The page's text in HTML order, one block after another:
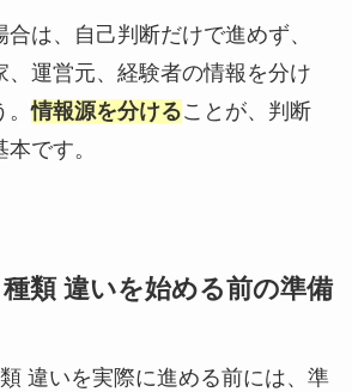
は、自己判断だけで進めず、
、運営元、経験者の情報を分け
。情報源を分けることが、判断
です。
類 違いを始める前の準備
違いを実際に進める前には、準